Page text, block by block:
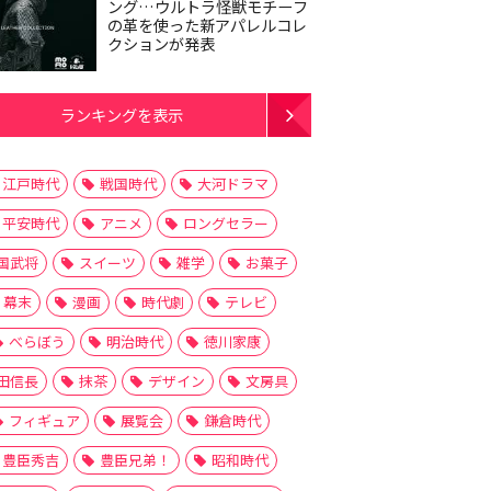
ング…ウルトラ怪獣モチーフ
の革を使った新アパレルコレ
クションが発表
ランキングを表示
江戸時代 戦国時代
大河ドラマ
平安時代
アニメ
ロングセラー
武将
スイーツ 雑学
お菓子
幕末
漫画 時代劇
テレビ
べらぼう
明治時代
徳川家康
信長
抹茶 デザイン
文房具
フィギュア
展覧会
鎌倉時代
豊臣秀吉
豊臣兄弟！
昭和時代